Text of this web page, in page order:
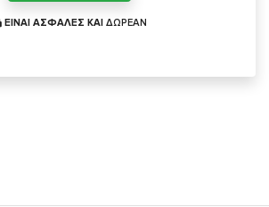
ΕΙΝΑΙ ΑΣΦΑΛΕΣ ΚΑΙ ΔΩΡΕΑΝ